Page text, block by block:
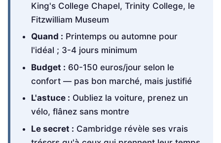
King's College Chapel, Trinity College, le
Fitzwilliam Museum
Quand : Printemps ou automne pour
l'idéal ; 3-4 jours minimum
Budget : 60-150 euros/jour selon le
confort — pas bon marché, mais justifié
L'astuce : Oubliez la voiture, prenez un
vélo, flânez sans montre
Le secret : Cambridge révèle ses vrais